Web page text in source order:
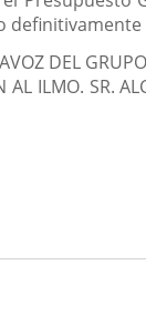
DEL
ILMO. SR.